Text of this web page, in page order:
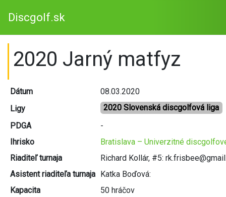
Discgolf.sk
2020 Jarný matfyz
Dátum
08.03.2020
Ligy
2020 Slovenská discgolfová liga
PDGA
-
Ihrisko
Bratislava – Univerzitné
Riaditeľ turnaja
Richard Kollár, #5:
Asistent riaditeľa turnaja Katka Boďová:
Kapacita
50 hráčov